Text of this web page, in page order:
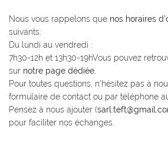
 Adresse email de réception
En cochant cette case, vous consentez à recevoir nos
l'adresse email indiqué ci-dessus. Vous pouvez vous
le formulaire de désinscription
INSCRIPTION
Nous vous rappelons que nos horaires
suivants:
Du lundi au vendredi :
7h30-12h et 13h30-19hVous pouvez
sur notre page dédiée.
Pour toutes questions, n'hésitez pas à
formulaire de contact ou par téléphone
Pensez à nous ajouter (
pour faciliter nos échanges.